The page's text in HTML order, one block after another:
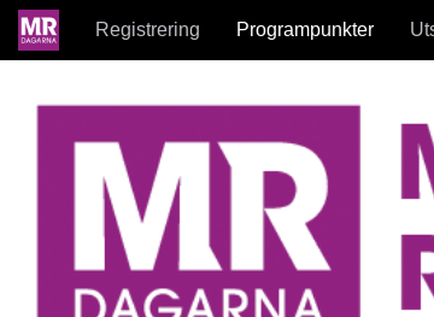
Registrering Programpunkter